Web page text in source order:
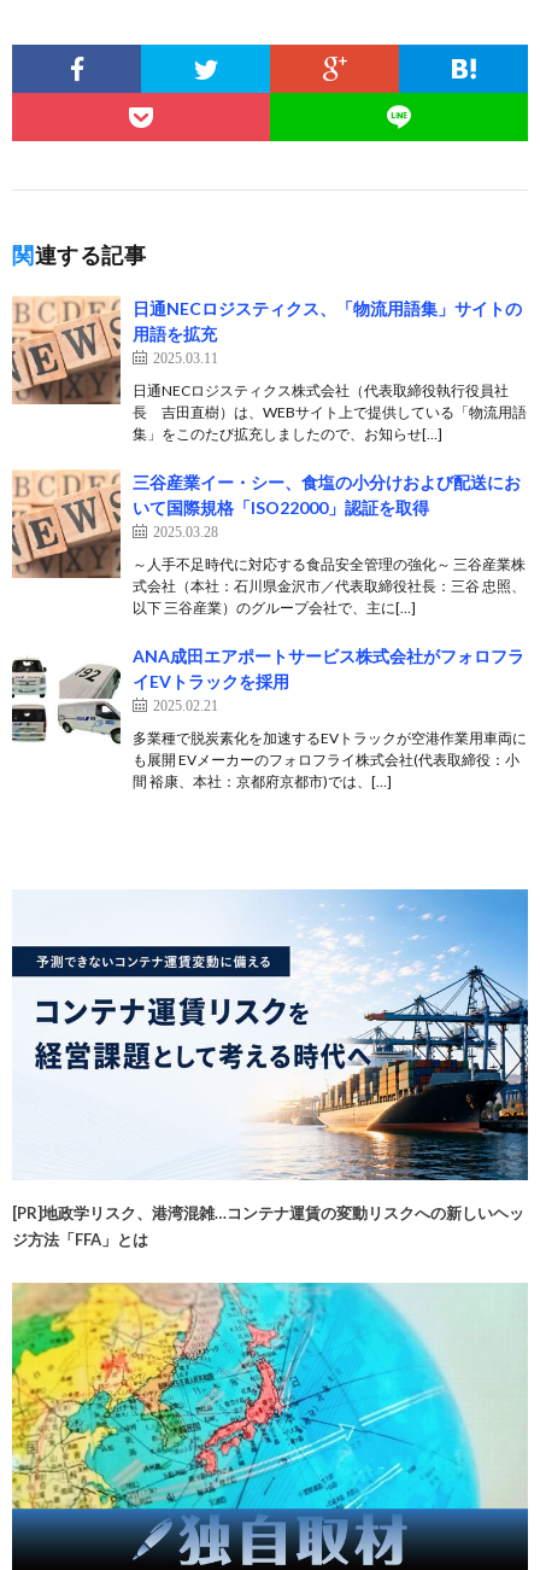
関連する記事
日通NECロジスティクス、「物流用語集」サイトの
用語を拡充
2025.03.11
日通NECロジスティクス株式会社（代表取締役執行役員社
長 吉田直樹）は、WEBサイト上で提供している「物流用語
集」をこのたび拡充しましたので、お知らせ[…]
三谷産業イー・シー、食塩の小分けおよび配送にお
いて国際規格「ISO22000」認証を取得
2025.03.28
～人手不足時代に対応する食品安全管理の強化～ 三谷産業株
式会社（本社：石川県金沢市／代表取締役社長：三谷 忠照、
以下 三谷産業）のグループ会社で、主に[…]
ANA成田エアポートサービス株式会社がフォロフラ
イEVトラックを採用
2025.02.21
多業種で脱炭素化を加速するEVトラックが空港作業用車両に
も展開 EVメーカーのフォロフライ株式会社(代表取締役：小
間 裕康、本社：京都府京都市)では、[…]
[PR]地政学リスク、港湾混雑…コンテナ運賃の変動リスクへの新しいヘッ
ジ方法「FFA」とは